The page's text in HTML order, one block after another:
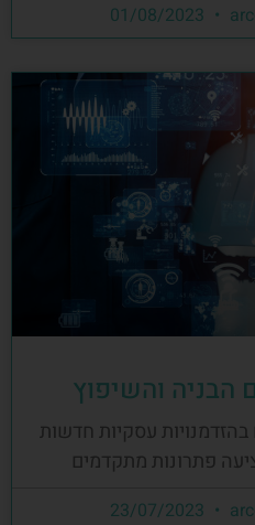
הבניה והשיפוץ
עסקיות חדשות
פתרונות מתקדמים